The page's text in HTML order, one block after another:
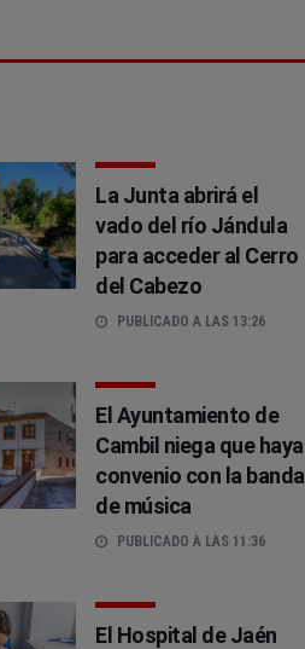
La Junta abrirá el
vado del río Jándula
para acceder al Cerro
del Cabezo
PUBLICADO A LAS 13:26
El Ayuntamiento de
Cambil niega que haya
convenio con la banda
de música
PUBLICADO A LAS 11:36
El Hospital de Jaén